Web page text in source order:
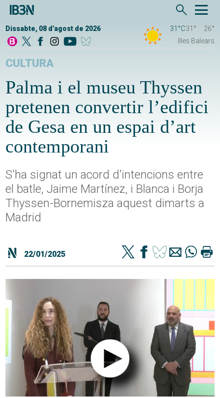
Dissabte, 08 d'agost de 2026 31°C31°
26°
Illes Balears
CULTURA
Palma i el museu Thyssen
pretenen convertir l’edifici
de Gesa en un espai d’art
contemporani
S'ha signat un acord d'intencions entre
el batle, Jaime Martínez, i Blanca i Borja
Thyssen-Bornemisza aquest dimarts a
Madrid
22/01/2025